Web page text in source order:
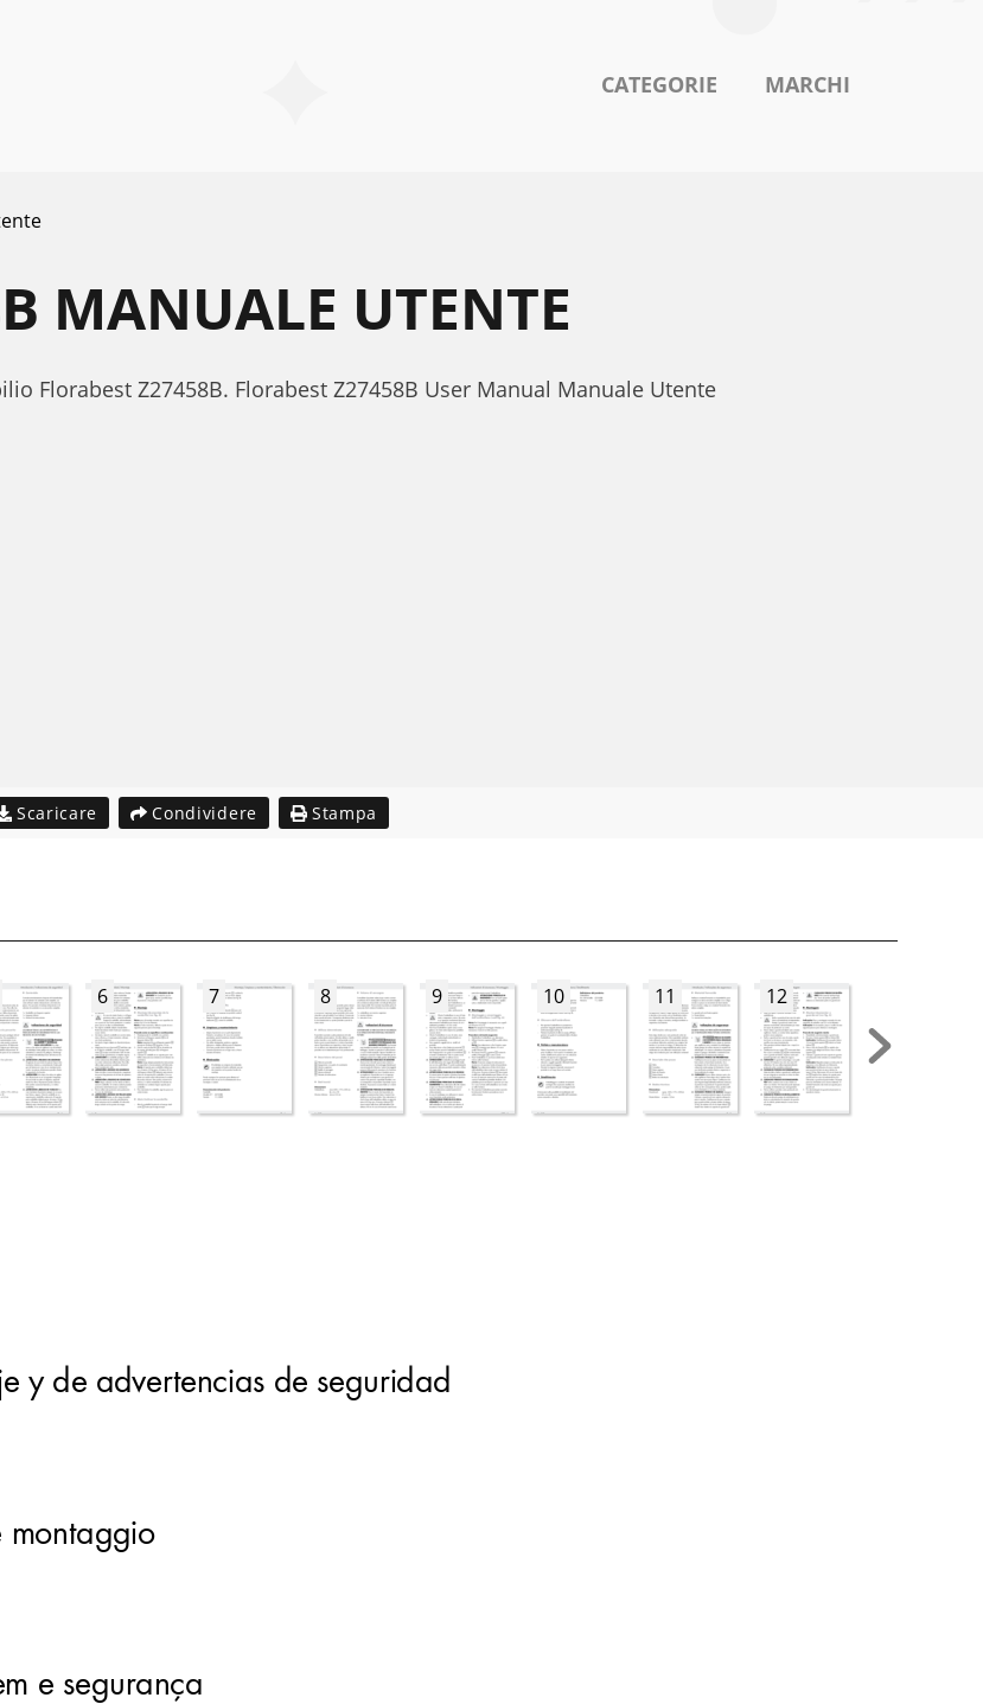
CATEGORIE MARCHI
MANUALE UTENTE
Florabest Z27458B. Florabest Z27458B User Manual Manuale Utente
Scaricare Condividere Stampa
6 7 8 9 10 11 12
y de advertencias de seguridad
montaggio
e segurança